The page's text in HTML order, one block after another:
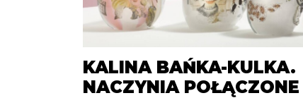
KALINA BAŃKA-KULKA.
NACZYNIA POŁĄCZONE